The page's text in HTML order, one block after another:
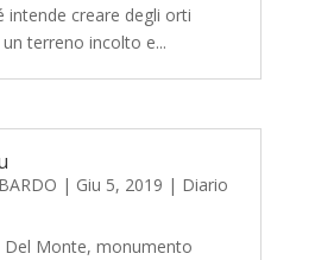
intende creare degli orti
terreno incolto e...
| Giu 5, 2019 | Diario
Del Monte, monumento